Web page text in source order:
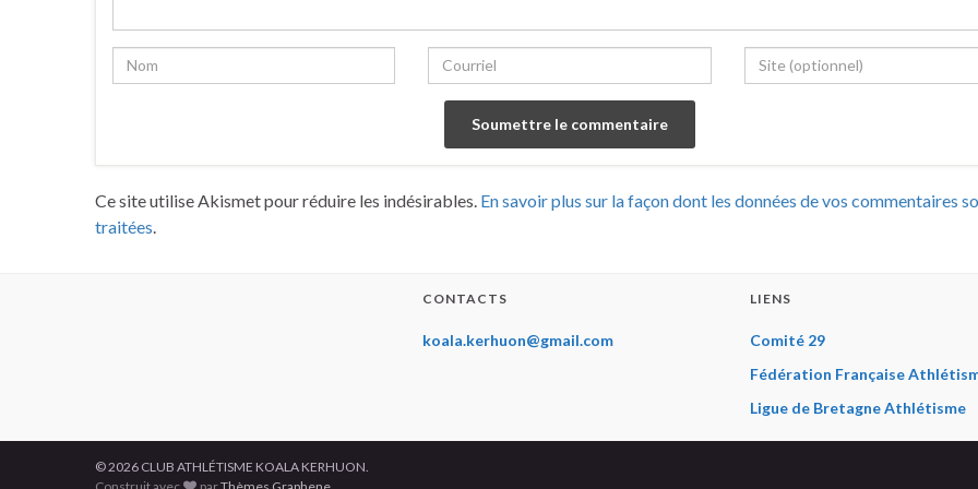
Ce site utilise Akismet pour réduire les indésirables. En savoir plus sur la façon dont les données de vos commentaires
traitées
CONTACTS
koala.kerhuon@gmail.com
LIENS
Comité 29
Fédération Française
Ligue de Bretagne Athlétisme
© 2026 CLUB ATHLÉTISME KOALA KERHUON.